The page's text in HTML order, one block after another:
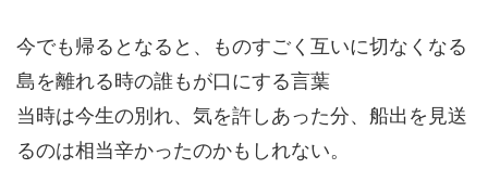
今でも帰るとなると、ものすごく互いに切なくなる
島を離れる時の誰もが口にする言葉
当時は今生の別れ、気を許しあった分、船出を見送
るのは相当辛かったのかもしれない。